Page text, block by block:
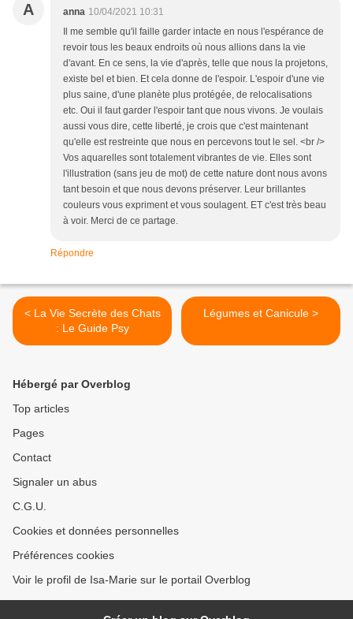
A anna 10/04/2021 10:31
Il me semble qu'il faille garder intacte en nous l'espérance de
revoir tous les beaux endroits où nous allions dans la vie
d'avant. En ce sens, la vie d'après, telle que nous la projetons,
existe bel et bien. Et cela donne de l'espoir. L'espoir d'une vie
plus saine, d'une planète plus protégée, de relocalisations
etc. Oui il faut garder l'espoir tant que nous vivons. Je voulais
aussi vous dire, cette liberté, je crois que c'est maintenant
qu'elle est restreinte que nous en percevons tout le sel. <br />
Vos aquarelles sont totalement vibrantes de vie. Elles sont
l'illustration (sans jeu de mot) de cette nature dont nous avons
tant besoin et que nous devons préserver. Leur brillantes
couleurs vous expriment et vous soulagent. ET c'est très beau
à voir. Merci de ce partage.
Répondre
< La Vie Secrète des Chats
: Le Guide Psy
Légumes et Canicule >
Hébergé par Overblog
Top articles
Pages
Contact
Signaler un abus
C.G.U.
Cookies et données personnelles
Préférences cookies
Voir le profil de Isa-Marie sur le portail Overblog